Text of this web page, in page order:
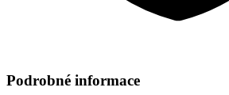
Podrobné informace